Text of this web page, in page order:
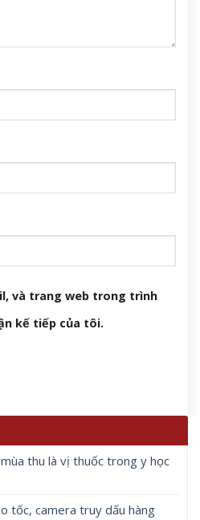
và trang web trong trình
kế tiếp của tôi.
thu là vị thuốc trong y học
tốc, camera truy dấu hàng